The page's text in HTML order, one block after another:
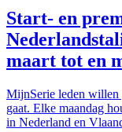
Start- en
maart tot en
MijnSerie leden willen
gaat. Elke maandag
in Nederland en